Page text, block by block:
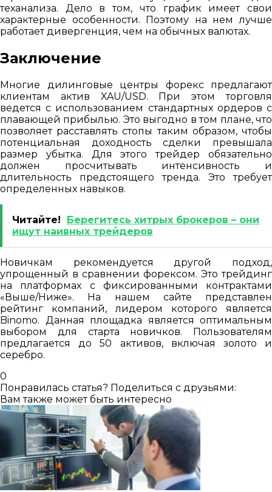
теханализа. Дело в том, что график имеет свои
характерные особенности. Поэтому на нем лучше
работает дивергенция, чем на обычных валютах.
Заключение
Многие дилинговые центры форекс предлагают
клиентам актив XAU/USD. При этом торговля
ведется с использованием стандартных ордеров с
плавающей прибылью. Это выгодно в том плане, что
позволяет расставлять стопы таким образом, чтобы
потенциальная доходность сделки превышала
размер убытка. Для этого трейдер обязательно
должен просчитывать интенсивность и
длительность предстоящего тренда. Это требует
определенных навыков.
Читайте!
Берегитесь хитрых брокеров – они
ищут наивных трейдеров
Новичкам рекомендуется другой подход,
упрощенный в сравнении форексом. Это трейдинг
на платформах с фиксированными контрактами
«Выше/Ниже». На нашем сайте представлен
рейтинг компаний, лидером которого является
Binomo. Данная площадка является оптимальным
выбором для старта новичков. Пользователям
предлагается до 50 активов, включая золото и
серебро.
0
Понравилась статья? Поделиться с друзьями:
Вам также может быть интересно